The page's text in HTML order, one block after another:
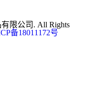
限公司. All Rights
备18011172号